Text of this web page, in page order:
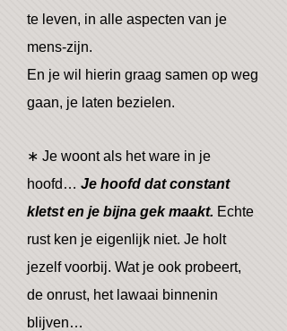
te leven, in alle aspecten van je
mens-zijn.
En je wil hierin graag samen op weg
gaan, je laten bezielen.
∗ Je woont als het ware in je
hoofd… Je hoofd dat constant
kletst en je bijna gek maakt. Echte
rust ken je eigenlijk niet. Je holt
jezelf voorbij. Wat je ook probeert,
de onrust, het lawaai binnenin
blijven…